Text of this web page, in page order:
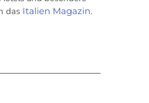
das Italien Magazin.